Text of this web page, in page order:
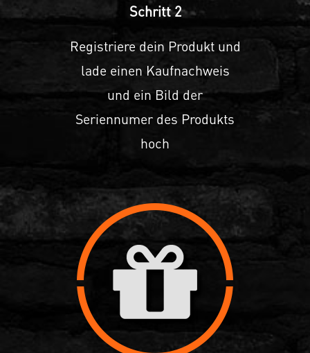
Schritt 2
Registriere dein Produkt und
lade einen Kaufnachweis
und ein Bild der
Seriennumer des Produkts
hoch